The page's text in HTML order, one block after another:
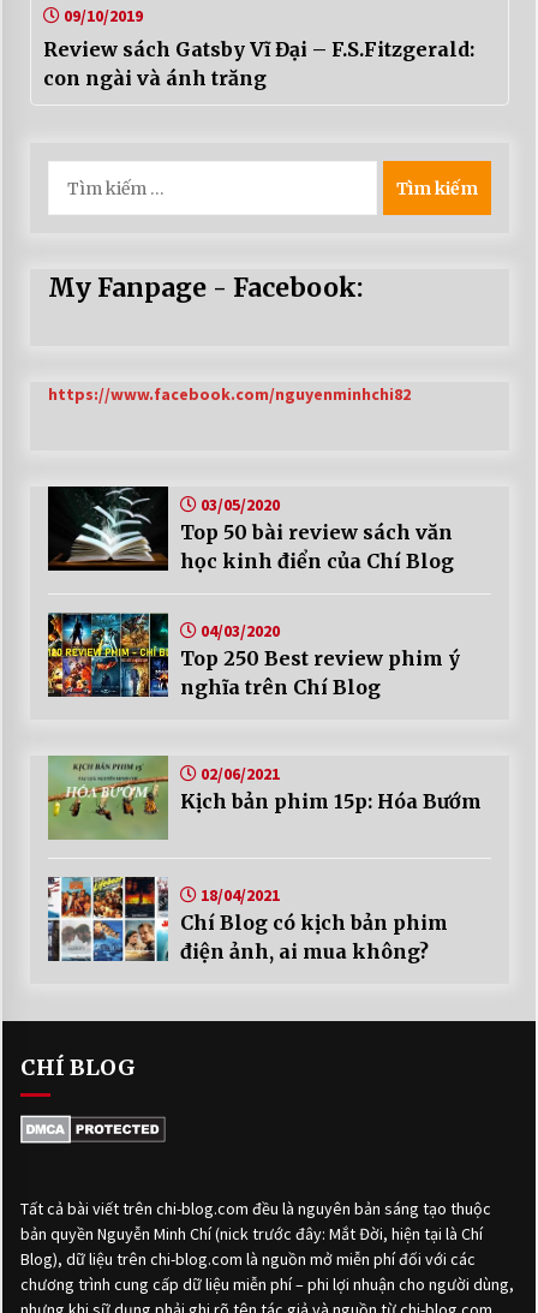
09/10/2019
Review sách Gatsby Vĩ Đại – F.S.Fitzgerald:
con ngài và ánh trăng
kiếm
cho:
My Fanpage - Facebook:
https://www.facebook.com/nguyenminhchi82
03/05/2020
Top 50 bài review sách văn
học kinh điển của Chí Blog
04/03/2020
Top 250 Best review phim ý
nghĩa trên Chí Blog
02/06/2021
Kịch bản phim 15p: Hóa Bướm
18/04/2021
Chí Blog có kịch bản phim
điện ảnh, ai mua không?
CHÍ BLOG
Tất cả bài viết trên chi-blog.com đều là nguyên bản sáng tạo thuộc
bản quyền Nguyễn Minh Chí (nick trước đây: Mắt Đời, hiện tại là Chí
Blog), dữ liệu trên chi-blog.com là nguồn mở miễn phí đối với các
chương trình cung cấp dữ liệu miễn phí – phi lợi nhuận cho người dùng,